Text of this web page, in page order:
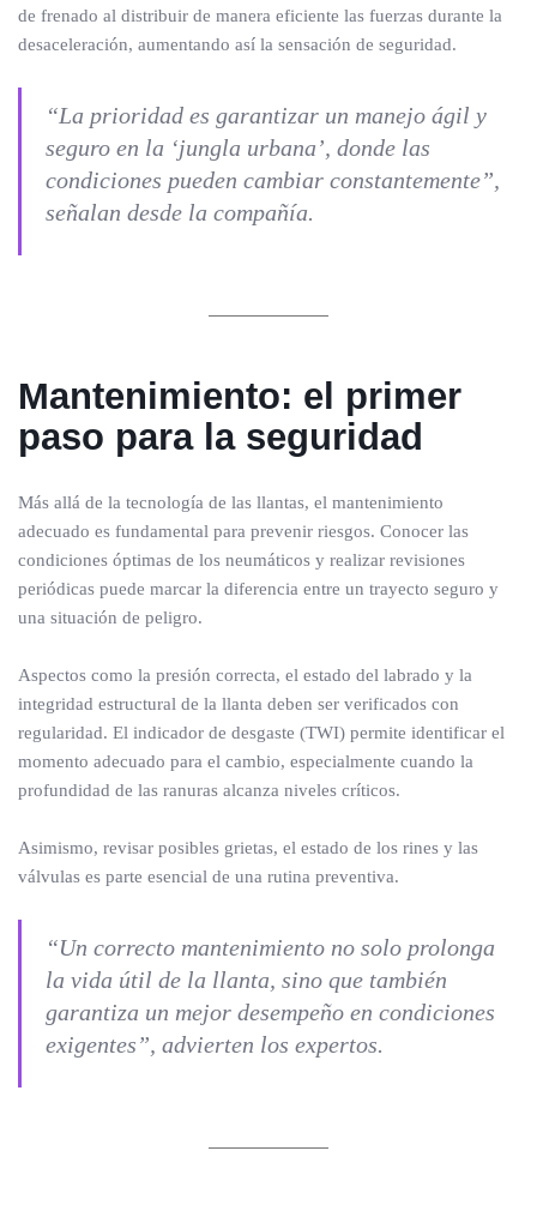
de frenado al distribuir de manera eficiente las fuerzas durante la
desaceleración, aumentando así la sensación de seguridad.
“La prioridad es garantizar un manejo ágil y
seguro en la ‘jungla urbana’, donde las
condiciones pueden cambiar constantemente”,
señalan desde la compañía.
Mantenimiento: el primer
paso para la seguridad
Más allá de la tecnología de las llantas, el mantenimiento
adecuado es fundamental para prevenir riesgos. Conocer las
condiciones óptimas de los neumáticos y realizar revisiones
periódicas puede marcar la diferencia entre un trayecto seguro y
una situación de peligro.
Aspectos como la presión correcta, el estado del labrado y la
integridad estructural de la llanta deben ser verificados con
regularidad. El indicador de desgaste (TWI) permite identificar el
momento adecuado para el cambio, especialmente cuando la
profundidad de las ranuras alcanza niveles críticos.
Asimismo, revisar posibles grietas, el estado de los rines y las
válvulas es parte esencial de una rutina preventiva.
“Un correcto mantenimiento no solo prolonga
la vida útil de la llanta, sino que también
garantiza un mejor desempeño en condiciones
exigentes”, advierten los expertos.